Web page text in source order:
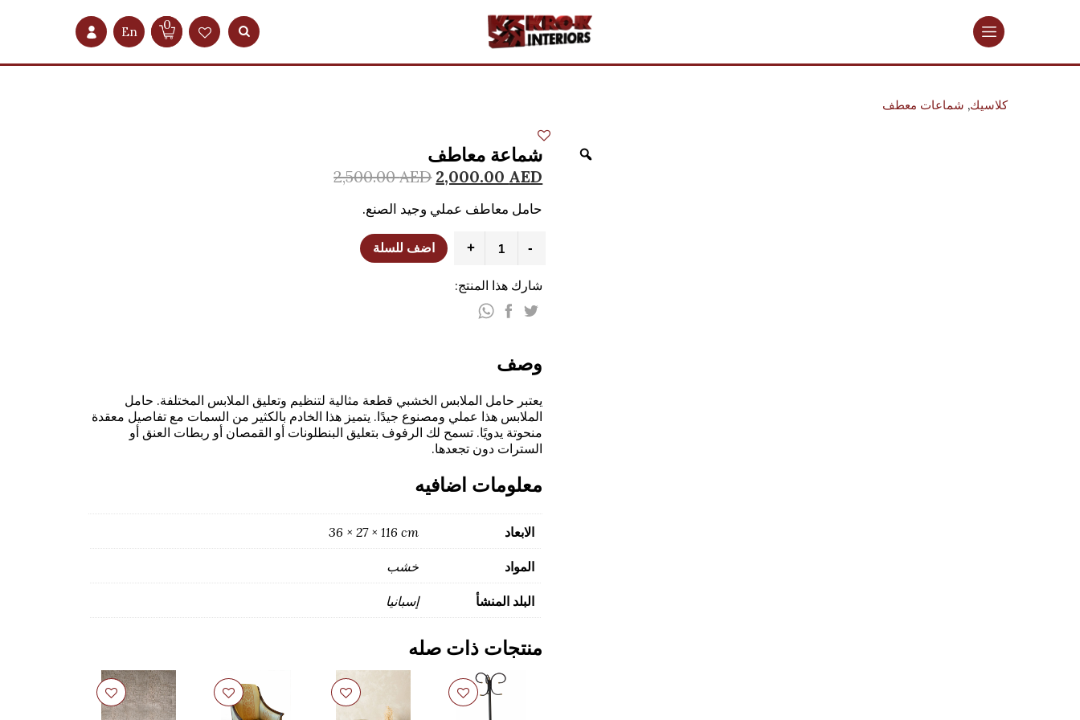
0
En
كلاسيك, شماعات معطف
شماعة معاطف
2,500.00AED 2,000.00 AED
حامل معاطف عملي وجيد الصنع.
-
+ اضف للسلة
شارك هذا المنتج:
وصف
يعتبر حامل الملابس الخشبي قطعة مثالية لتنظيم وتعليق الملابس المختلفة. حامل
الملابس هذا عملي ومصنوع جيدًا. يتميز هذا الخادم بالكثير من السمات مع تفاصيل معقدة
منحوتة يدويًا. تسمح لك الرفوف بتعليق البنطلونات أو القمصان أو ربطات العنق أو
السترات دون تجعدها.
معلومات اضافيه
الابعاد 36 × 27 × 116 cm
المواد خشب
البلد المنشأ إسبانيا
منتجات ذات صله